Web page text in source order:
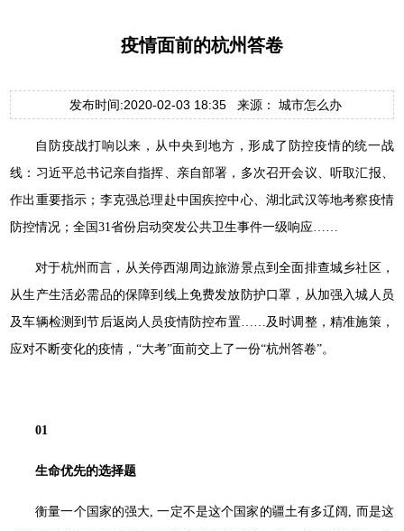
疫情面前的杭州答卷
发布时间:2020-02-03 18:35 来源： 城市怎么办
自防疫战打响以来，从中央到地方，形成了防控疫情的统一战
线：习近平总书记亲自指挥、亲自部署，多次召开会议、听取汇报、
作出重要指示；李克强总理赴中国疾控中心、湖北武汉等地考察疫情
防控情况；全国31省份启动突发公共卫生事件一级响应……
对于杭州而言，从关停西湖周边旅游景点到全面排查城乡社区，
从生产生活必需品的保障到线上免费发放防护口罩，从加强入城人员
及车辆检测到节后返岗人员疫情防控布置……及时调整，精准施策，
应对不断变化的疫情，“大考”面前交上了一份“杭州答卷”。
01
生命优先的选择题
衡量一个国家的强大, 一定不是这个国家的疆土有多辽阔, 而是这